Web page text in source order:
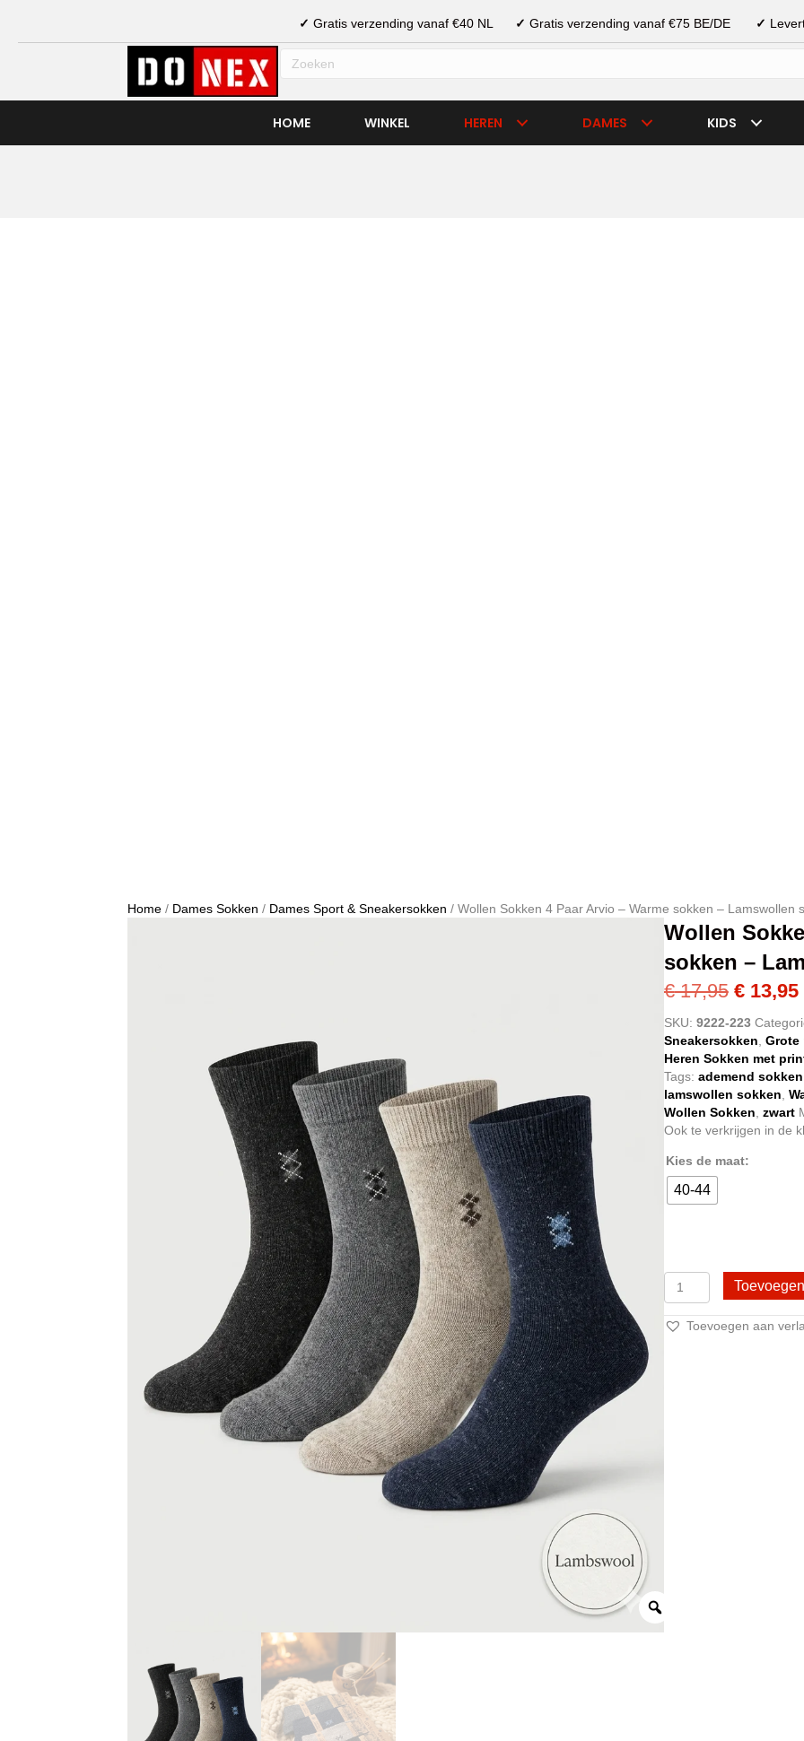
✓ Gratis verzending vanaf €40 NL ✓ Gratis verzending vanaf €75 BE/DE ✓
HOME WINKEL HEREN DAMES KIDS
Home / Dames Sokken / Dames Sport & Sneakersokken / Wollen Sokken 4 Paar Arvio – Warme sokken – Lamswollen
Wollen
sokken –
€17,95
prijs
was:
€ 17,95.
€13,95
SKU: 9222-223
Sneakersokken Grote
Heren Sokken met
Tags: ademend sokken
lamswollen sokken
Wollen Sokken zwart
Ook te verkrijgen in de
Kies de maat:
40-44
Wollen
Sokken
4
Paar
Toevoegen aan